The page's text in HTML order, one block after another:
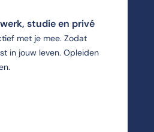
studie en privé
met je mee. Zodat
in jouw leven. Opleiden